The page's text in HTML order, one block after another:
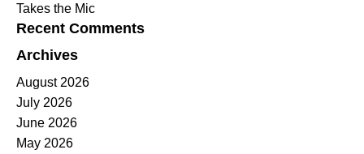
Takes the Mic
Recent Comments
Archives
August 2026
July 2026
June 2026
May 2026